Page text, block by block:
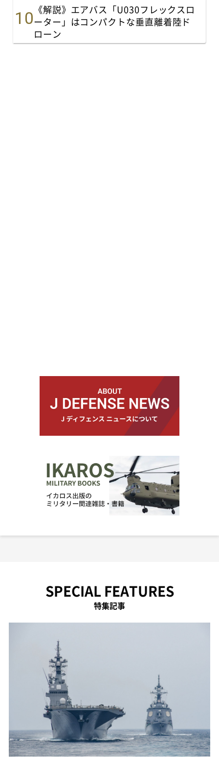
《解説》エアバス「U030フレックスロ
ーター」はコンパクトな垂直離着陸ド
ローン
SPECIAL FEATURES
特集記事